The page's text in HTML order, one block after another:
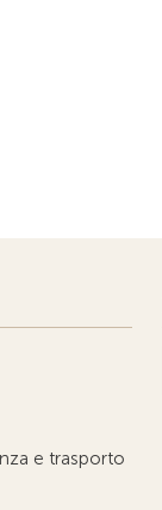
e trasporto